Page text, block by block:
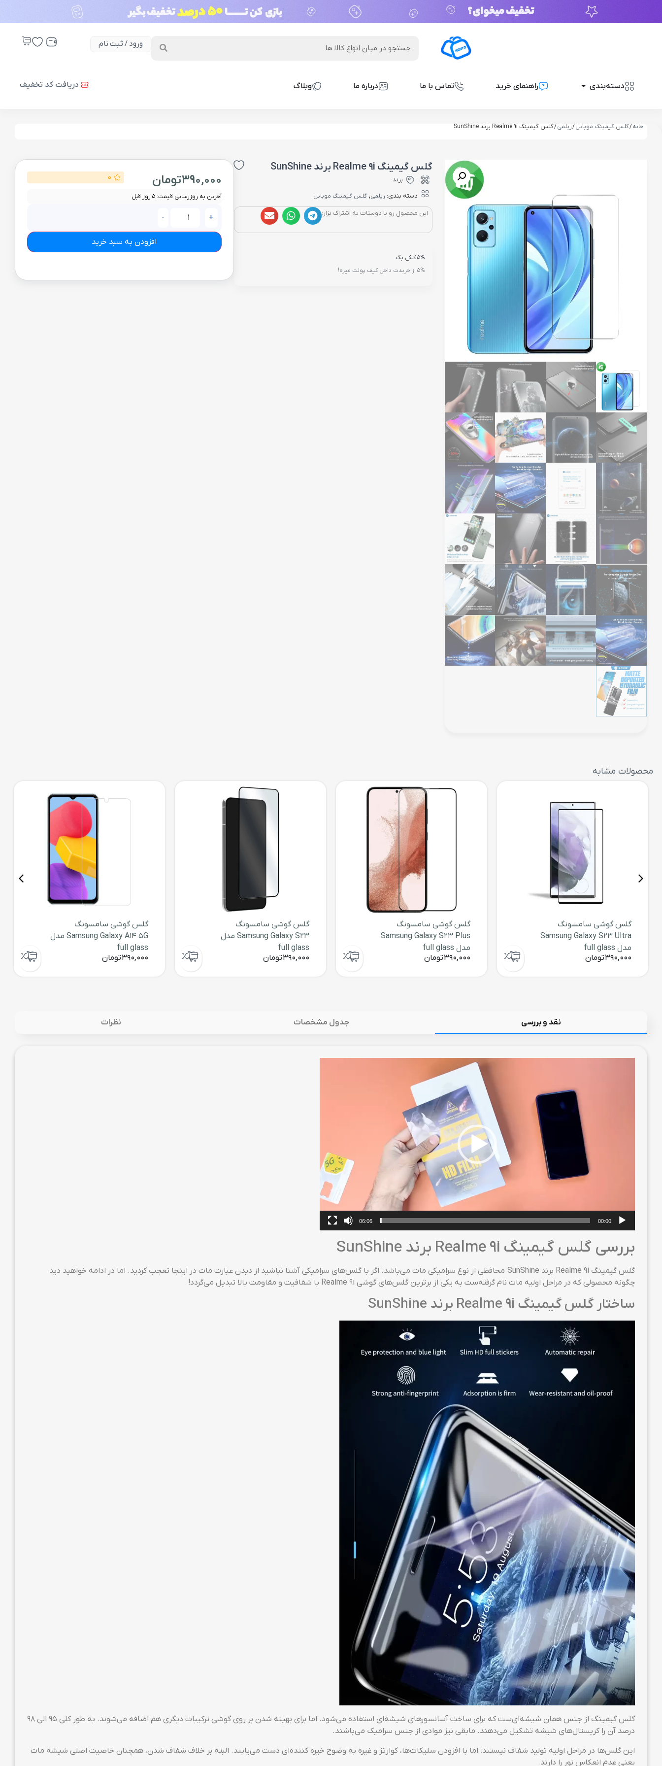
ورود / ثبت نام
دسته‌بندی راهنمای خرید تماس با ما درباره ما وبلاگ دریافت کد تخفیف
خانه/گلس گیمینگ موبایل/ریلمی/ گلس گیمینگ Realme 9i برند SunShine
390,000تومان 0
آخرین به روزرسانی قیمت: 5 روز قبل
+
-
افزودن به سبد خرید
گلس گیمینگ Realme 9i برند SunShine
برند:
دسته بندی: ریلمی, گلس گیمینگ موبایل
این محصول رو با دوستات به اشتراک بزار:
5% کش بگ
5% از خریدت داخل کیف پولت میره!
محصولات مشابه
گلس گوشی سامسونگ
Samsung Galaxy S23 Ultra
مدل full glass
390,000تومان
گلس گوشی سامسونگ
Samsung Galaxy S23 Plus
مدل full glass
390,000تومان
گلس گوشی سامسونگ
Samsung Galaxy S23 مدل
full glass
390,000تومان
گلس گوشی سامسونگ
Samsung Galaxy A14 5G مدل
full glass
390,000تومان
نقد و بررسی جدول مشخصات نظرات
00:00
06:06
بررسی گلس گیمینگ Realme 9i برند SunShine
گلس گیمینگ Realme 9i برند SunShine محافظی از نوع سرامیکی مات می‌باشد. اگر با گلس‌های سرامیکی آشنا نباشید از دیدن عبارت مات در اینجا تعجب کردید. اما در ادامه خواهید دید
چگونه محصولی که در مراحل اولیه مات نام گرفته‌ست به یکی از برترین گلس‌های گوشی Realme 9i با شفافیت و مقاومت بالا تبدیل می‌گردد!
ساختار گلس گیمینگ Realme 9i برند SunShine
گلس گیمینگ از جنس همان شیشه‌ای‌ست که برای ساخت آسانسورهای شیشه‌ای استفاده می‌شود. اما برای بهینه شدن بر روی گوشی ترکیبات دیگری هم اضافه می‌شوند. به طور کلی ۹۵ الی ۹۸
درصد آن را کریستال‌های شیشه تشکیل می‌دهند. مابقی نیز موادی از جنس سرامیک می‌باشند.
این گلس‌ها در مراحل اولیه تولید شفاف نیستند؛ اما با افزودن سلیکات‌ها، کوارتز و غیره به وضوح خیره کننده‌ای دست می‌یابند. البته بر خلاف شفاف شدن، همچنان خاصیت اصلی شیشه مات
یعنی عدم انعکاس نور را دارند.